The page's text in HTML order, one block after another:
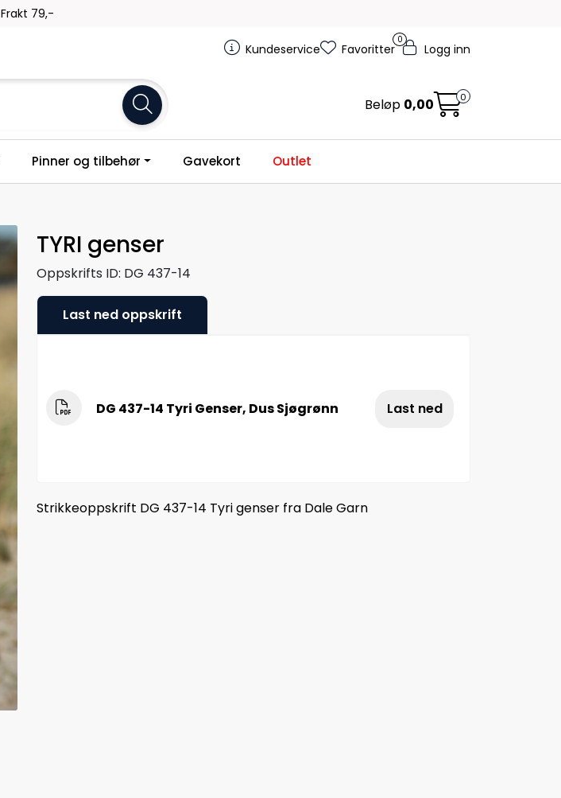
Frakt 79,-
Kundeservice
0
Favoritter Logg inn
Beløp 0,00 0
Pinner og tilbehør Gavekort Outlet
TYRI genser
Oppskrifts ID: DG 437-14
Last ned oppskrift
DG 437-14 Tyri Genser, Dus Sjøgrønn Last ned
Strikkeoppskrift DG 437-14 Tyri genser fra Dale Garn